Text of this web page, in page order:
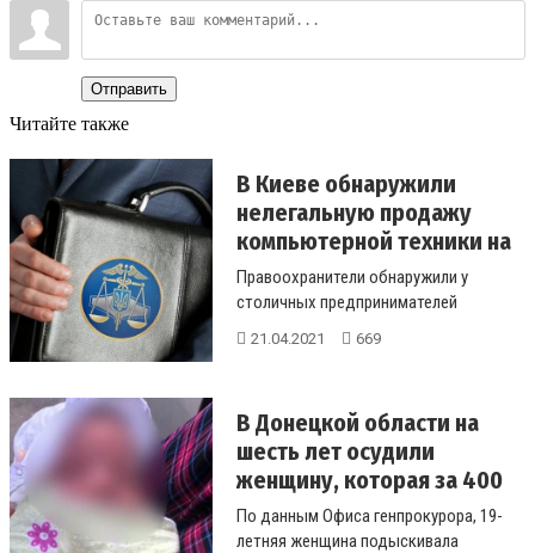
Отправить
Читайте также
В Киеве обнаружили
нелегальную продажу
компьютерной техники на
85...
Правоохранители обнаружили у
столичных предпринимателей
неучтенного товара на 85 млн грн....
21.04.2021 669
В Донецкой области на
шесть лет осудили
женщину, которая за 400
т...
По данным Офиса генпрокурора, 19-
летняя женщина подыскивала